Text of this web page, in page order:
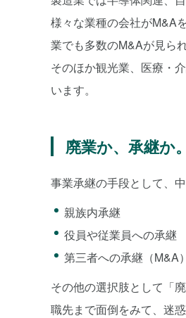
様々な業種の会社がM&A
業でも多数のM&Aが見られ
そのほか観光業、医療・
います。
廃業か、承継か
事業承継の手段として、
親族内承継
役員や従業員への承継
第三者への承継（M&A）
その他の選択肢として「
職先まで面倒をみて、迷